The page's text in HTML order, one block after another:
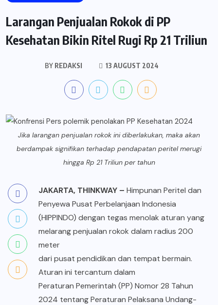
Larangan Penjualan Rokok di PP
Kesehatan Bikin Ritel Rugi Rp 21 Triliun
BY REDAKSI 13 AUGUST 2024
Jika larangan penjualan rokok ini diberlakukan, maka akan
berdampak signifikan terhadap pendapatan peritel merugi
hingga Rp 21 Triliun per tahun
JAKARTA, THINKWAY – Himpunan Peritel dan
Penyewa Pusat Perbelanjaan Indonesia
(HIPPINDO) dengan tegas menolak aturan yang
melarang penjualan rokok dalam radius 200
meter
dari pusat pendidikan dan tempat bermain.
Aturan ini tercantum dalam
Peraturan Pemerintah (PP) Nomor 28 Tahun
2024 tentang Peraturan Pelaksana Undang-